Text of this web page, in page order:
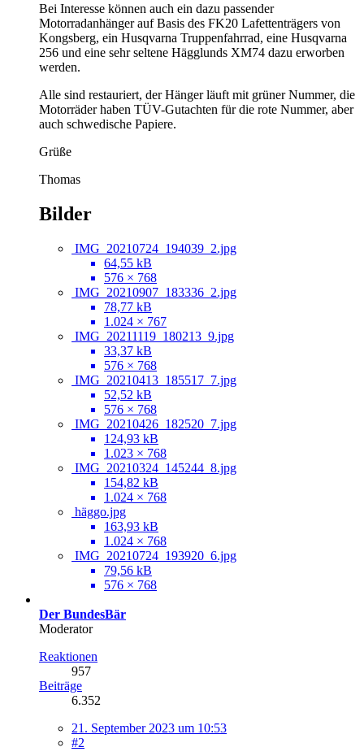
Bei Interesse können auch ein dazu passender
Motorradanhänger auf Basis des FK20 Lafettenträgers von
Kongsberg, ein Husqvarna Truppenfahrrad, eine Husqvarna
256 und eine sehr seltene Hägglunds XM74 dazu erworben
werden.
Alle sind restauriert, der Hänger läuft mit grüner Nummer, die
Motorräder haben TÜV-Gutachten für die rote Nummer, aber
auch schwedische Papiere.
Grüße
Thomas
Bilder
IMG_20210724_194039_2.jpg
64,55 kB
576 × 768
IMG_20210907_183336_2.jpg
78,77 kB
1.024 × 767
IMG_20211119_180213_9.jpg
33,37 kB
576 × 768
IMG_20210413_185517_7.jpg
52,52 kB
576 × 768
IMG_20210426_182520_7.jpg
124,93 kB
1.023 × 768
IMG_20210324_145244_8.jpg
154,82 kB
1.024 × 768
häggo.jpg
163,93 kB
1.024 × 768
IMG_20210724_193920_6.jpg
79,56 kB
576 × 768
Der BundesBär
Moderator
Reaktionen
957
Beiträge
6.352
21. September 2023 um 10:53
#2